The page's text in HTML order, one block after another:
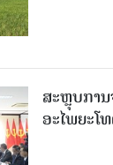
ສະຫຼຸບກາ
ອະໄພຍະໂ